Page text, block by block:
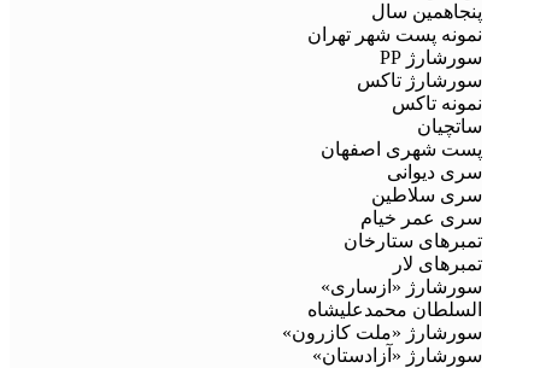
پنجاهمین سال
نمونه پست شهر تهران
سورشارژ PP
سورشارژ تاکس
نمونه تاکس
ساتچیان
پست شهری اصفهان
سری دیوانی
سری سلاطین
سری عمر خیام
تمبرهای ستارخان
تمبرهای لار
سورشارژ «ازساری»
السلطان محمدعلیشاه
سورشارژ «ملت کازرون»
سورشارژ «آزادستان»